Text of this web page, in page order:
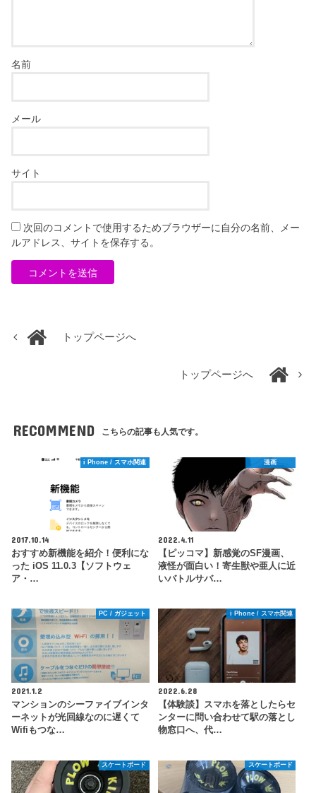
名前
メール
サイト
次回のコメントで使用するためブラウザーに自分の名前、メー
ルアドレス、サイトを保存する。
トップページへ
トップページへ
RECOMMEND こちらの記事も人気です。
i Phone / スマホ関連
2017.10.14
おすすめ新機能を紹介！便利にな
った iOS 11.0.3【ソフトウェ
ア・…
漫画
2022.4.11
【ピッコマ】新感覚のSF漫画、
液怪が面白い！寄生獣や亜人に近
いバトルサバ…
PC / ガジェット
2021.1.2
マンションのシーファイブインタ
ーネットが光回線なのに遅くて
Wifiもつな…
i Phone / スマホ関連
2022.6.28
【体験談】スマホを落としたらセ
ンターに問い合わせて駅の落とし
物窓口へ、代…
スケートボード スケートボード